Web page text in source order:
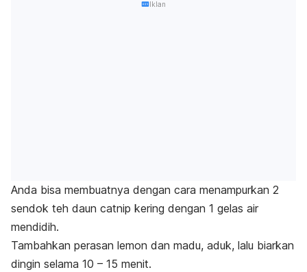
Iklan
Anda bisa membuatnya dengan cara menampurkan 2
sendok teh daun catnip kering dengan 1 gelas air
mendidih.
Tambahkan perasan lemon dan madu, aduk, lalu biarkan
dingin selama 10 – 15 menit.